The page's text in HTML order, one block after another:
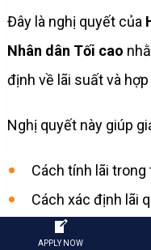
Đây là nghị quyết của
Nhân dân Tối cao
định về lãi suất và
Nghị quyết này giúp
Cách tính lãi
Cách xác định lãi
Cách xử lý khi
APPLY NOW